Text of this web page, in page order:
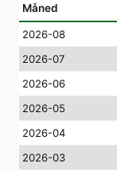
Måned
2026-08
2026-07
2026-06
2026-05
2026-04
2026-03